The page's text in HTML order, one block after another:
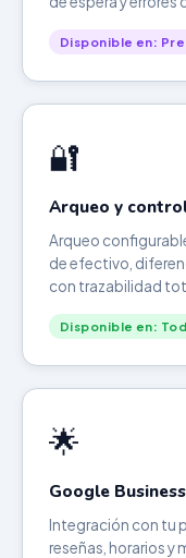
Disponible en:
🔐
Arqueo y
Arqueo
de efectivo,
con trazabilidad
Disponible en:
🌟
Google
Integración con tu
reseñas, horarios y